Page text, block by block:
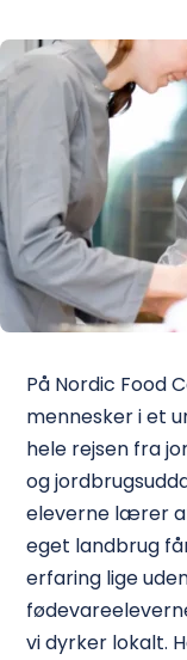
På Nordic Food
mennesker i et
hele rejsen fra
og
eleverne lærer
eget landbrug
erfaring lige
vi dyrker lokalt.